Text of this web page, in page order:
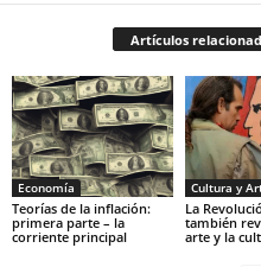
Artículos
Economía
Teorías de la inflación:
primera parte – la
corriente principal
Cultura y
La
también
arte y la